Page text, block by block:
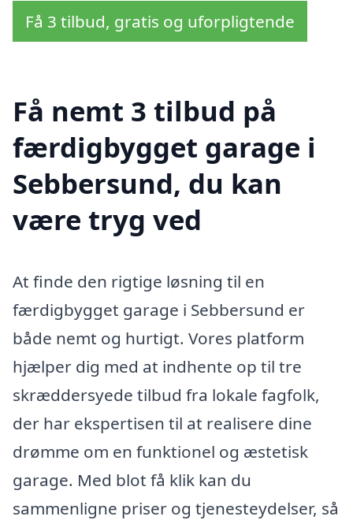
Få 3 tilbud, gratis og uforpligtende
Få nemt 3 tilbud på
færdigbygget garage i
Sebbersund, du kan
være tryg ved
At finde den rigtige løsning til en
færdigbygget garage i Sebbersund er
både nemt og hurtigt. Vores platform
hjælper dig med at indhente op til tre
skræddersyede tilbud fra lokale fagfolk,
der har ekspertisen til at realisere dine
drømme om en funktionel og æstetisk
garage. Med blot få klik kan du
sammenligne priser og tjenesteydelser, så